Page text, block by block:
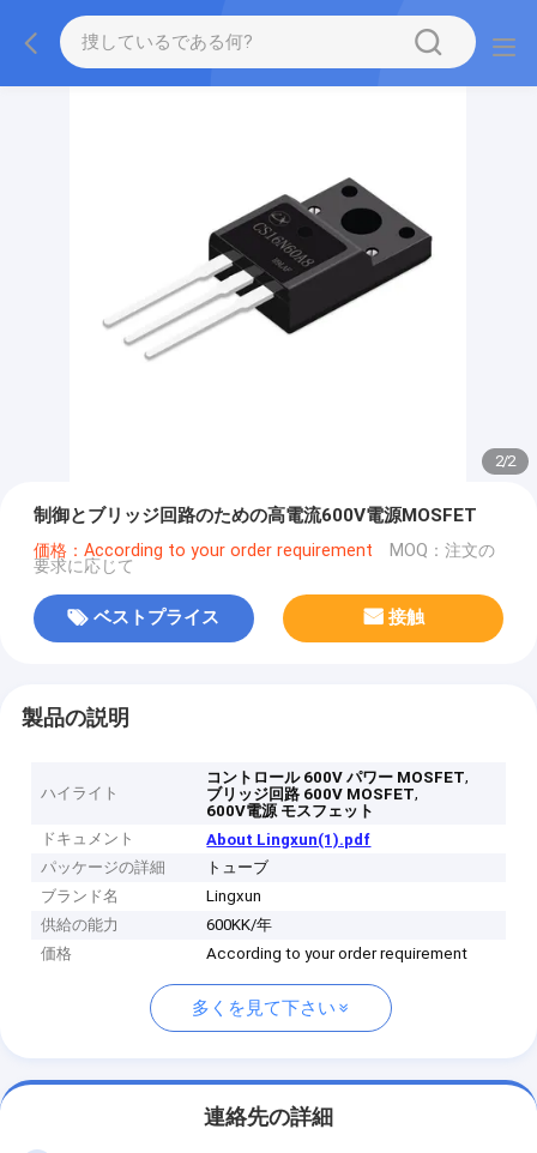
2/2
制御とブリッジ回路のための高電流600V電源MOSFET
価格：According to your order requirement MOQ：注文の
要求に応じて
ベストプライス 接触
製品の説明
ハイライト
コントロール 600V パワー MOSFET,
ブリッジ回路 600V MOSFET,
600V電源 モスフェット
ドキュメント
About Lingxun(1).pdf
パッケージの詳細
トューブ
ブランド名
Lingxun
供給の能力
600KK/年
価格
According to your order requirement
多くを見て下さい
連絡先の詳細